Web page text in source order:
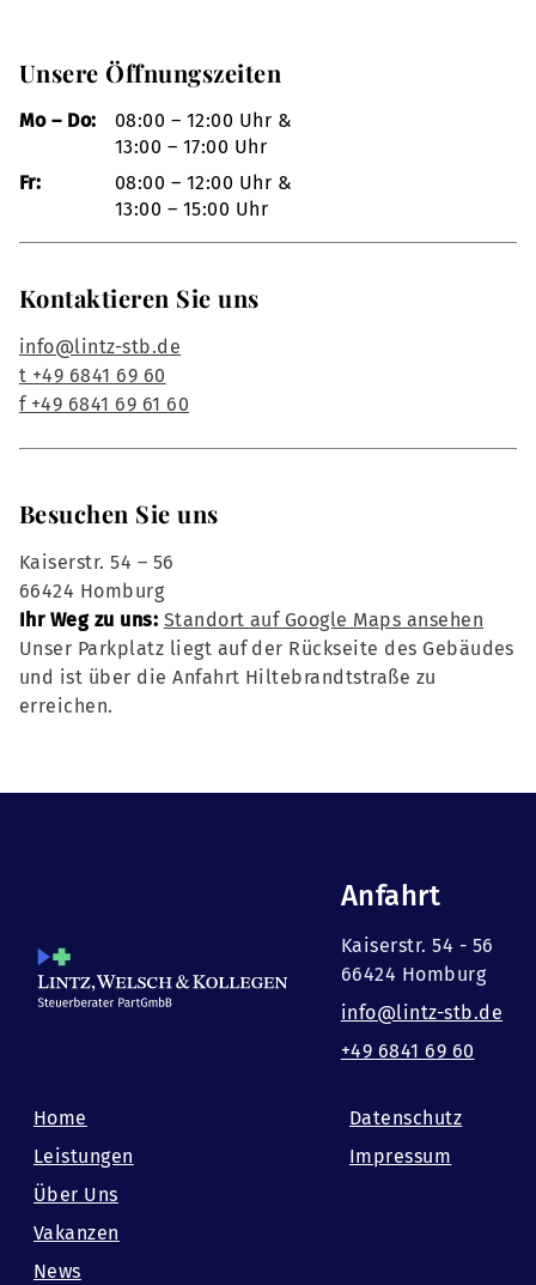
Unsere Öffnungszeiten
Mo – Do:
08:00 – 12:00 Uhr &
13:00 – 17:00 Uhr
Fr:
08:00 – 12:00 Uhr &
13:00 – 15:00 Uhr
Kontaktieren Sie uns
info@lintz-stb.de
t +49 6841 69 60
f +49 6841 69 61 60
Besuchen Sie uns
Kaiserstr. 54 – 56
66424 Homburg
Ihr Weg zu uns: Standort auf Google Maps ansehen
Unser Parkplatz liegt auf der Rückseite des Gebäudes
und ist über die Anfahrt Hiltebrandtstraße zu
erreichen.
Anfahrt
Kaiserstr. 54 - 56
66424 Homburg
info@lintz-stb.de
+49 6841 69 60
Home
Leistungen
Über Uns
Vakanzen
News
Datenschutz
Impressum